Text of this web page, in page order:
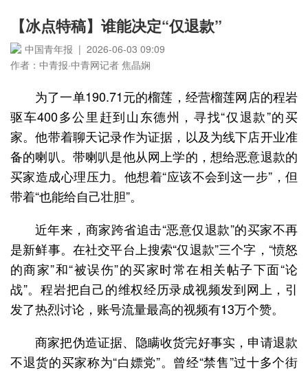
【冰点特稿】谁能决定“仅退款”
中国青年报 | 2026-06-03 09:09
作者：中青报·中青网记者 焦晶娴
为了一单190.71元的榴莲，经营榴莲网店的程岩
驱车400多公里赶到山东德州，寻找“仅退款”的买
家。他带着聊天记录作为证据，以及为线下店开业准
备的喇叭。带喇叭是他从网上学的，想给恶意退款的
买家造成心理压力。他想着“应该不会到这一步”，但
带着“也能给自己壮胆”。
近年来，商家跨省追击“恶意仅退款”的买家不再
是新鲜事。在社交平台上搜索“仅退款”三个字，“愤怒
的商家”和“被误伤”的买家时常在相关帖子下面“论
战”。程岩把自己的维权经历录成视频发到网上，引
发了热烈讨论，账号流量最高的视频有13万个赞。
商家把伪造证据、隐瞒收货完好事实，申请退款
不退货的买家称为“白嫖党”。曾经“禁售”过十多个街